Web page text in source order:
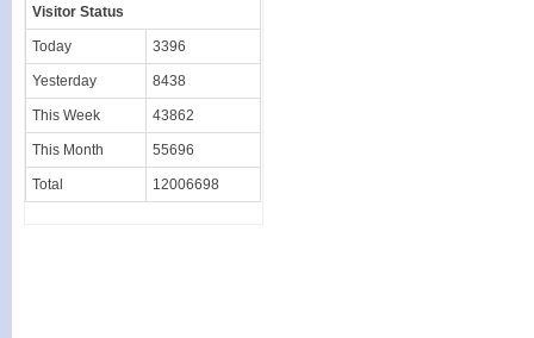
Visitor Status
Today 3396
Yesterday 8438
This Week 43862
This Month 55696
Total 12006698